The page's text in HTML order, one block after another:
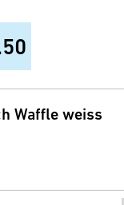
+1
Waffle weiss